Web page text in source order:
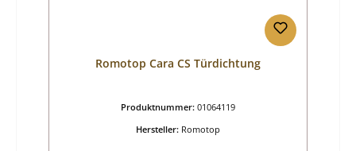
Romotop Cara CS Türdichtung
Produktnummer: 01064119
Hersteller: Romotop